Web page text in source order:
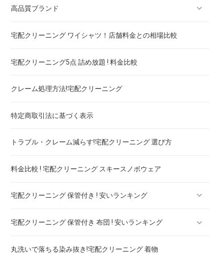
高品質ブランド
ブランドスーツ！宅配クリーニング 高品質 料金 比較
ブランドコート！宅配クリーニング 高品質 料金 比較
ブランドワンピース！宅配クリーニング 高品質 料金 比較
スカート・パンツ
セーター・カーディガン
スラックス
ブランドジャケット！宅配クリーニング 高品質 料金 比較
ブランドブラウス！宅配クリーニング 高品質 料金 比較
ブランドネクタイ！宅配クリーニング 高品質 料金 比較
宅配クリーニング ワイシャツ！店舗料金との相場比較
宅配クリーニング5点 詰め放題 ! 料金比較
クレーム処理方法!宅配クリーニング
特定商取引法に基づく表示
トラブル・クレーム減らす!宅配クリーニング 選び方
料金比較 ! 宅配クリーニング スキースノボウェア
宅配クリーニング 保管付き ! 安いランキング
宅配クリーニング 保管付き ブーツ ! 安いランキング
宅配クリーニング 保管付き コート ! 安いランキング
宅配クリーニング 保管付き 布団 ! 安いランキング
宅配クリーニング 保管付き 羽毛布団 ! 安いランキング
丸洗いで落ちる染み抜き!宅配クリーニング 着物